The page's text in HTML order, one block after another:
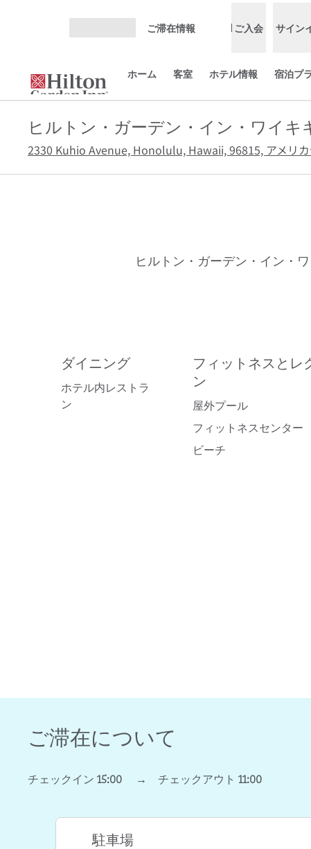
ご滞在情報 ご入会 サイン
ホーム 客室 ホテル情報 宿泊プ
ヒルトン・ガーデン・イン・ワイキ
2330 Kuhio Avenue, Honolulu, Hawaii, 96815, アメリ
ヒルトン・ガーデン・イン・
ダイニング
ホテル内レストラ
ン
フィットネスとレ
ン
屋外プール
フィットネスセンター
ビーチ
ご滞在について
チェックイン 15:00 → チェックアウト 11:00
駐車場